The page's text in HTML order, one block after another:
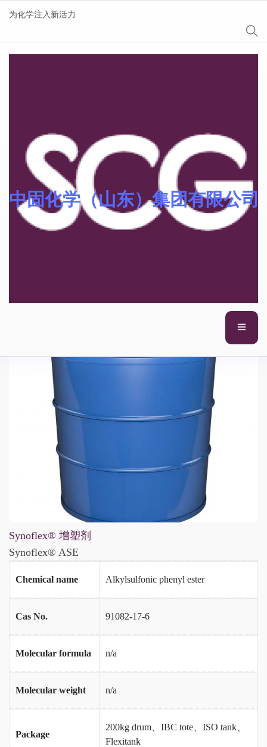
为化学注入新活力
中固化学（山东）集团有限公司
剂
Synoflex® 增塑剂
Synoflex® ASE
Chemical name Alkylsulfonic phenyl ester
Cas No. 91082-17-6
Molecular formula n/a
Molecular weight n/a
Package
200kg drum、IBC tote、ISO tank、
Flexitank